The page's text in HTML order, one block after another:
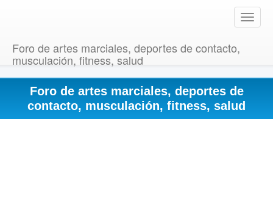
T
o
e
v
Foro de artes marciales, deportes de contacto,
musculación, fitness, salud
Foro de artes marciales, deportes de
contacto, musculación, fitness, salud